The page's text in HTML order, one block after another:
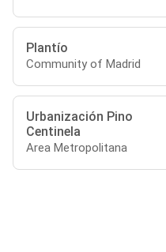
Plantío
Community of Madrid
Urbanización Pino
Centinela
Area Metropolitana